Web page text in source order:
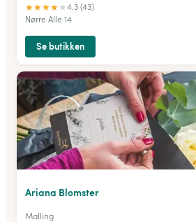
★★★★★4.3 (43)
Nørre Alle 14
Se butikken
Ariana Blomster
Malling